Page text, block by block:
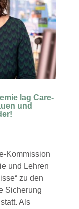
lag Care-
und
Kommission
und Lehren
zu den
Sicherung
Als